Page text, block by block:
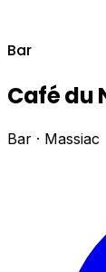
Bar
Café du
Bar · Massiac